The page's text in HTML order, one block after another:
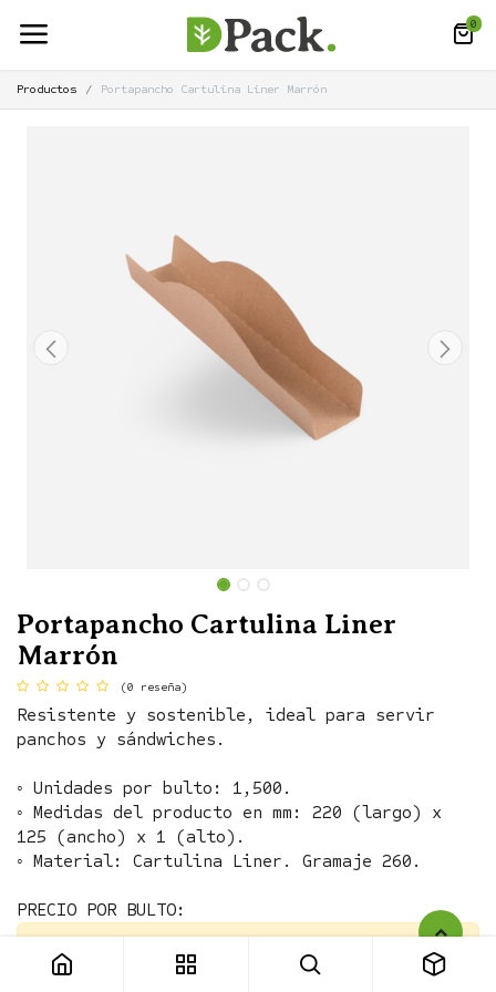
0
Productos Portapancho Cartulina Liner Marrón
Portapancho Cartulina Liner
Marrón
(0 reseña)
Resistente y sostenible, ideal para servir
panchos y sándwiches.
◦ Unidades por bulto: 1,500.
◦ Medidas del producto en mm: 220 (largo) x
125 (ancho) x 1 (alto).
◦ Material: Cartulina Liner. Gramaje 260.
PRECIO POR BULTO:
Este producto ya no está disponible.